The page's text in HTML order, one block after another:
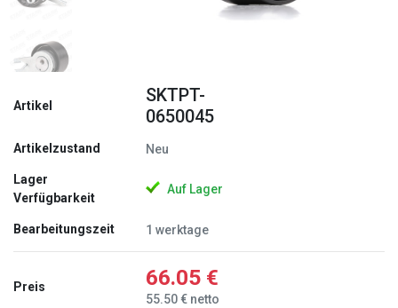
Artikel
SKTPT-
0650045
Artikelzustand Neu
Lager
Verfügbarkeit
Auf Lager
Bearbeitungszeit 1 werktage
Preis 66.05 €
55.50 € netto